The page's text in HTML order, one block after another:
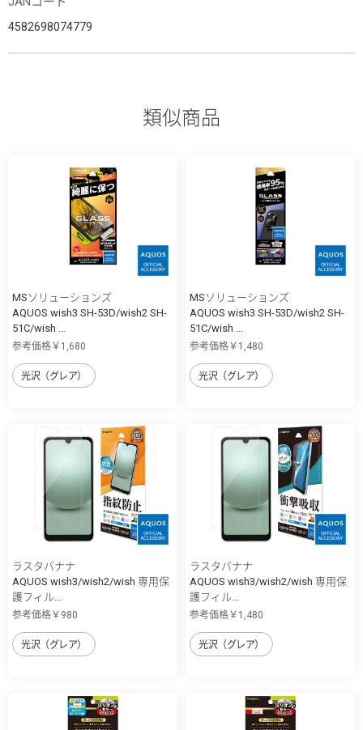
4582698074779
類似商品
MSソリューションズ
AQUOS wish3 SH-53D/wish2 SH-
51C/wish ...
参考価格￥1,680
光沢（グレア）
MSソリューションズ
AQUOS wish3 SH-53D/wish2 SH-
51C/wish ...
参考価格￥1,480
光沢（グレア）
ラスタバナナ
AQUOS wish3/wish2/wish 専用保
護フィル...
参考価格￥980
光沢（グレア）
ラスタバナナ
AQUOS wish3/wish2/wish 専用保
護フィル...
参考価格￥1,480
光沢（グレア）